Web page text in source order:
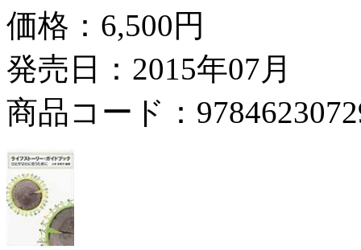
価格： 6,500円
発売日：2015年07月
商品コード：